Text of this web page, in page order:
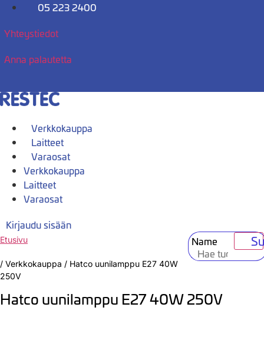
Mene
05 223 2400
Yhteystiedot
Anna palautetta
Verkkokauppa
Laitteet
Varaosat
Verkkokauppa
Laitteet
Varaosat
Kirjaudu sisään
Name
Etusivu
/ Verkkokauppa / Hatco uunilamppu E27 40W
250V
Hatco uunilamppu E27 40W 250V